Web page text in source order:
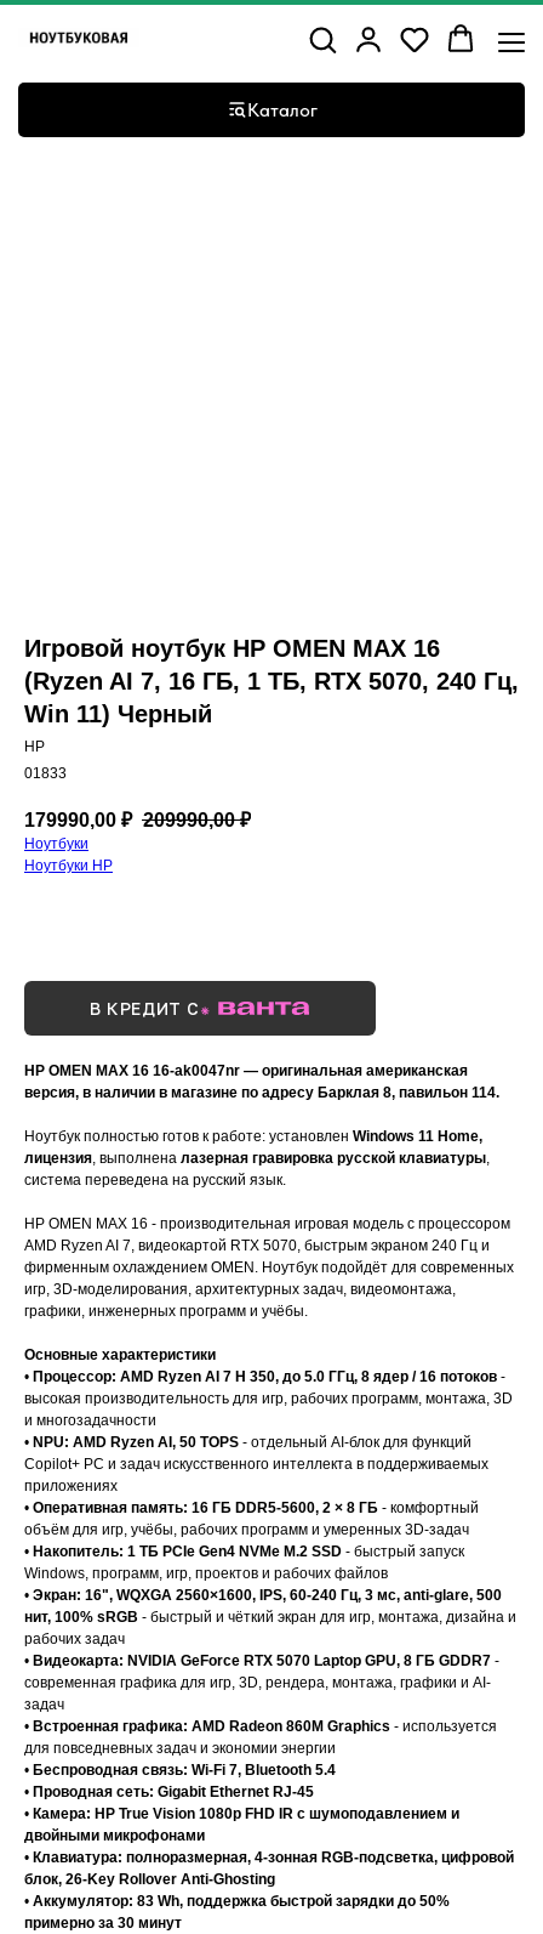
Каталог
Игровой ноутбук HP OMEN MAX 16
(Ryzen AI 7, 16 ГБ, 1 ТБ, RTX 5070, 240 Гц,
Win 11) Черный
HP
01833
179990,00 ₽ 209990,00 ₽
Ноутбуки
Ноутбуки HP
В КРЕДИТ С
HP OMEN MAX 16 16-ak0047nr — оригинальная американская
версия, в наличии в магазине по адресу Барклая 8, павильон 114.
Ноутбук полностью готов к работе: установлен Windows 11 Home,
лицензия, выполнена лазерная гравировка русской клавиатуры,
система переведена на русский язык.
HP OMEN MAX 16 - производительная игровая модель с процессором
AMD Ryzen AI 7, видеокартой RTX 5070, быстрым экраном 240 Гц и
фирменным охлаждением OMEN. Ноутбук подойдёт для современных
игр, 3D-моделирования, архитектурных задач, видеомонтажа,
графики, инженерных программ и учёбы.
Основные характеристики
• Процессор: AMD Ryzen AI 7 H 350, до 5.0 ГГц, 8 ядер / 16 потоков -
высокая производительность для игр, рабочих программ, монтажа, 3D
и многозадачности
• NPU: AMD Ryzen AI, 50 TOPS - отдельный AI-блок для функций
Copilot+ PC и задач искусственного интеллекта в поддерживаемых
приложениях
• Оперативная память: 16 ГБ DDR5-5600, 2 × 8 ГБ - комфортный
объём для игр, учёбы, рабочих программ и умеренных 3D-задач
• Накопитель: 1 ТБ PCIe Gen4 NVMe M.2 SSD - быстрый запуск
Windows, программ, игр, проектов и рабочих файлов
• Экран: 16", WQXGA 2560×1600, IPS, 60-240 Гц, 3 мс, anti-glare, 500
нит, 100% sRGB - быстрый и чёткий экран для игр, монтажа, дизайна и
рабочих задач
• Видеокарта: NVIDIA GeForce RTX 5070 Laptop GPU, 8 ГБ GDDR7 -
современная графика для игр, 3D, рендера, монтажа, графики и AI-
задач
• Встроенная графика: AMD Radeon 860M Graphics - используется
для повседневных задач и экономии энергии
• Беспроводная связь: Wi-Fi 7, Bluetooth 5.4
• Проводная сеть: Gigabit Ethernet RJ-45
• Камера: HP True Vision 1080p FHD IR с шумоподавлением и
двойными микрофонами
• Клавиатура: полноразмерная, 4-зонная RGB-подсветка, цифровой
блок, 26-Key Rollover Anti-Ghosting
• Аккумулятор: 83 Wh, поддержка быстрой зарядки до 50%
примерно за 30 минут